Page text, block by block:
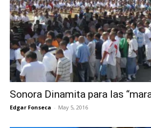
Sonora Dinamita para las
Edgar Fonseca - May 5, 2016